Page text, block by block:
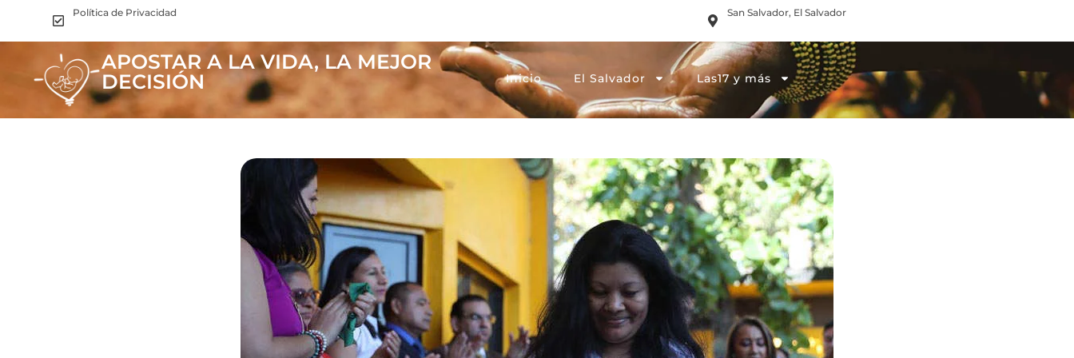
Política de Privacidad San Salvador, El Salvador
APOSTAR A LA VIDA, LA MEJOR
DECISIÓN
Inicio El Salvador Las17 y más